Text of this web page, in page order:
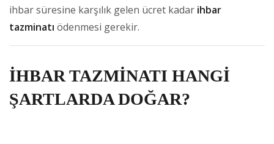
ihbar süresine karşılık gelen ücret kadar ihbar
tazminatı ödenmesi gerekir.
İHBAR TAZMİNATI HANGİ
ŞARTLARDA DOĞAR?